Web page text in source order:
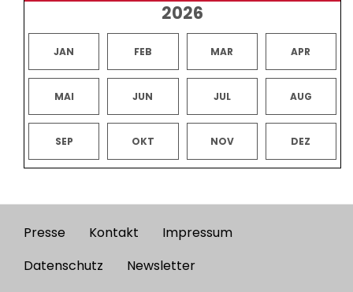
2026
JAN FEB MAR APR
MAI JUN JUL AUG
SEP OKT NOV DEZ
Footer
menu
Presse Kontakt
Impressum
Datenschutz
Newsletter